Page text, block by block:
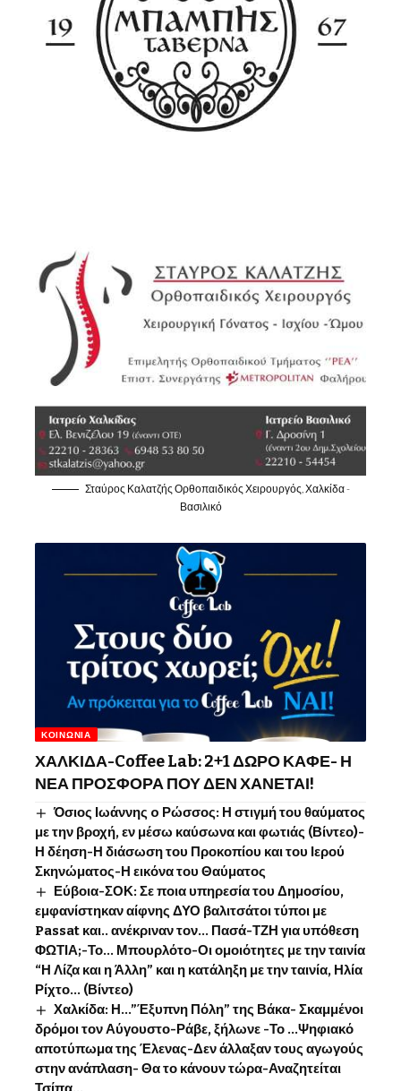
Σταύρος Καλατζής Ορθοπαιδικός Χειρουργός, Χαλκίδα -
Βασιλικό
ΚΟΙΝΩΝΊΑ
ΧΑΛΚΙΔΑ-Coffee Lab: 2+1 ΔΩΡΟ ΚΑΦΕ- Η
ΝΕΑ ΠΡΟΣΦΟΡΑ ΠΟΥ ΔΕΝ ΧΑΝΕΤΑΙ!
Όσιος Ιωάννης o Ρώσσος: Η στιγμή του θαύματος
με την βροχή, εν μέσω καύσωνα και φωτιάς (Βίντεο)-
Η δέηση-Η διάσωση του Προκοπίου και του Ιερού
Σκηνώματος-Η εικόνα του Θαύματος
Εύβοια-ΣΟΚ: Σε ποια υπηρεσία του Δημοσίου,
εμφανίστηκαν αίφνης ΔΥΟ βαλιτσάτοι τύποι με
Passat και.. ανέκριναν τον… Πασά-ΤΖΗ για υπόθεση
ΦΩΤΙΑ;-Το… Μπουρλότο-Οι ομοιότητες με την ταινία
“Η Λίζα και η Άλλη” και η κατάληξη με την ταινία, Ηλία
Ρίχτο… (Βίντεο)
Χαλκίδα: Η…”Έξυπνη Πόλη” της Βάκα- Σκαμμένοι
δρόμοι τον Αύγουστο-Ράβε, ξήλωνε -Το …Ψηφιακό
αποτύπωμα της Έλενας-Δεν άλλαξαν τους αγωγούς
στην ανάπλαση- Θα το κάνουν τώρα-Αναζητείται